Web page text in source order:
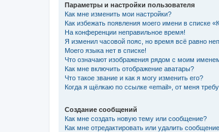
Параметры и настройки пользователя
Как мне изменить мои настройки?
Как избежать появления моего имени в списке
На конференции неправильное время!
Я изменил часовой пояс, но время всё равно
Моего языка нет в списке!
Что означают изображения рядом с моим
Как мне включить отображение аватары?
Что такое звание и как я могу изменить его?
Когда я щёлкаю по ссылке «email», от меня
Создание сообщений
Как мне создать новую тему или сообщение?
Как мне отредактировать или удалить